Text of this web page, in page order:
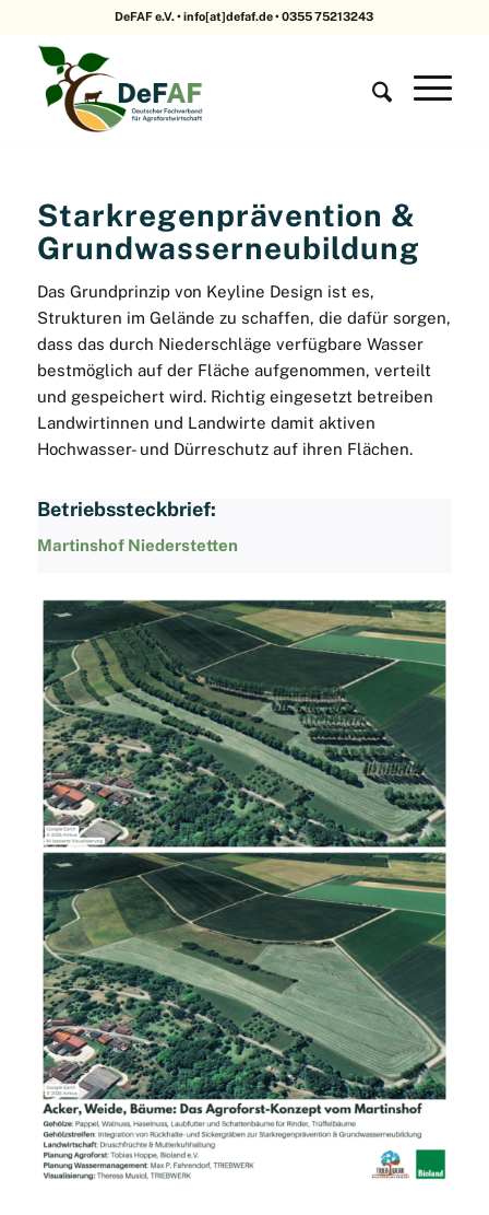
DeFAF e.V. • info[at]defaf.de • 0355 75213243
Starkregenprävention &
Grundwasserneubildung
Das Grundprinzip von Keyline Design ist es,
Strukturen im Gelände zu schaffen, die dafür sorgen,
dass das durch Niederschläge verfügbare Wasser
bestmöglich auf der Fläche aufgenommen, verteilt
und gespeichert wird. Richtig eingesetzt betreiben
Landwirtinnen und Landwirte damit aktiven
Hochwasser- und Dürreschutz auf ihren Flächen.
Betriebssteckbrief:
Martinshof Niederstetten